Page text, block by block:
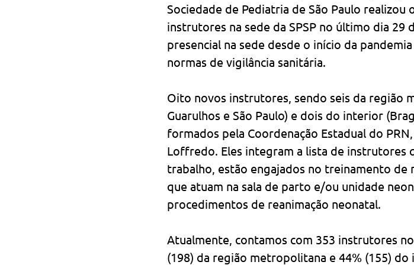
Sociedade de Pediatria de São Paulo
instrutores na sede da SPSP no último dia
presencial na sede desde o início da
normas de vigilância sanitária.
Oito novos instrutores, sendo seis da região
Guarulhos e São Paulo) e dois do interior
formados pela Coordenação Estadual do
Loffredo. Eles integram a lista de instrutores
trabalho, estão engajados no treinamento de
que atuam na sala de parto e/ou unidade
procedimentos de reanimação neonatal.
Atualmente, contamos com 353 instrutores
(198) da região metropolitana e 44% (155)